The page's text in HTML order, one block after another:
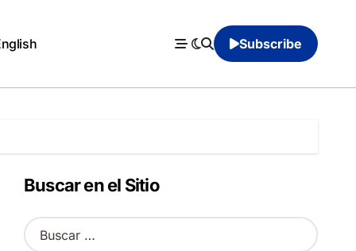
Subscribe
Buscar en el Sitio
B
u